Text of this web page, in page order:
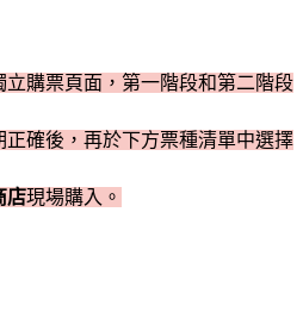
立購票頁面，第一階段和第二階段
正確後，再於下方票種清單中選擇
店現場購入 。